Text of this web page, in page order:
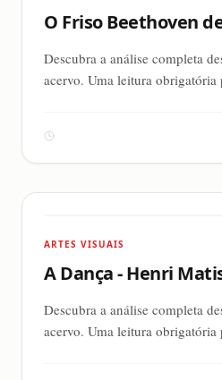
O Friso Beethoven
Descubra a análise completa
acervo. Uma leitura obrigatória
ARTES VISUAIS
A Dança - Henri
Descubra a análise completa
acervo. Uma leitura obrigatória